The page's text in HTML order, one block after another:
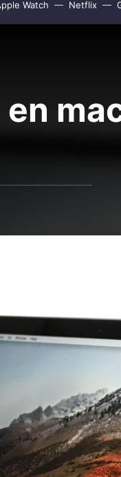
Watch Netflix